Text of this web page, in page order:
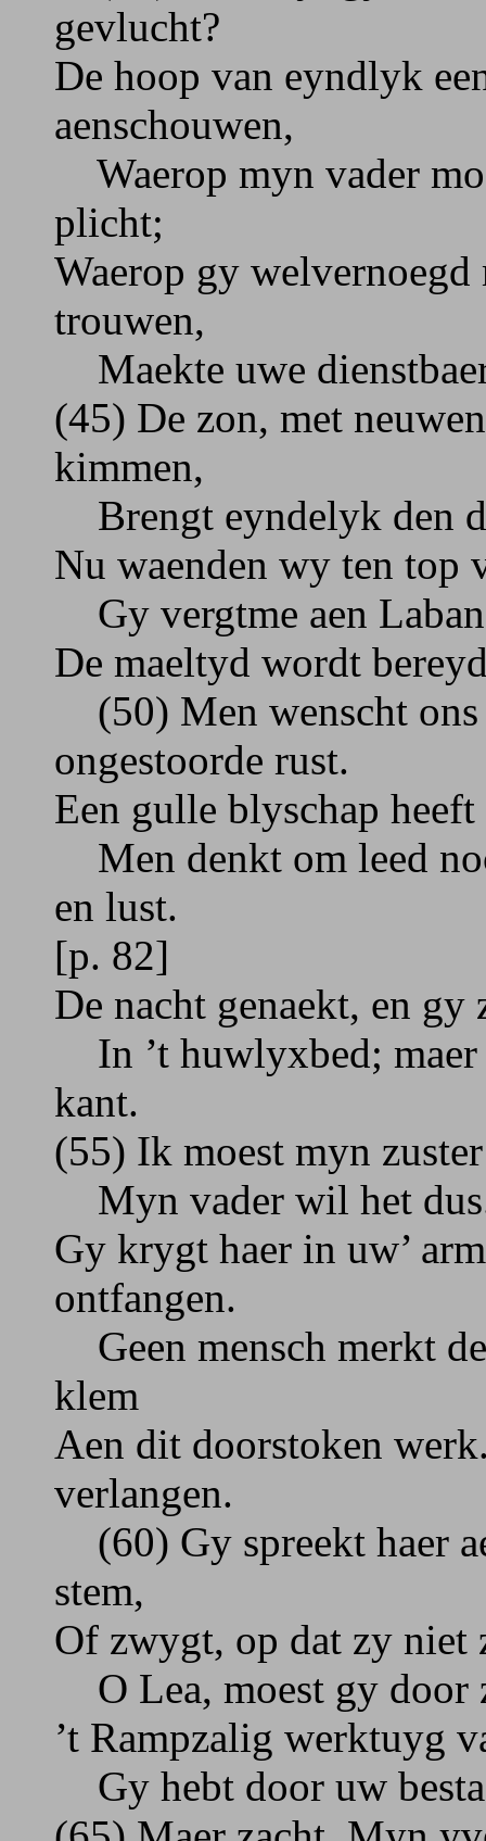
gevlucht?
De hoop van eyndlyk
aenschouwen,
Waerop myn vader
plicht;
Waerop gy welvernoegd
trouwen,
Maekte uwe
(45) De zon, met
kimmen,
Brengt eyndelyk den
Nu waenden wy ten top
Gy vergtme aen
De maeltyd wordt
(50) Men wenscht ons
ongestoorde rust.
Een gulle blyschap
Men denkt om leed
en lust.
[p. 82]
De nacht genaekt, en
In ’t huwlyxbed; maer
kant.
(55) Ik moest myn
Myn vader wil het
Gy krygt haer in uw’
ontfangen.
Geen mensch merkt
klem
Aen dit doorstoken
verlangen.
(60) Gy spreekt haer
stem,
Of zwygt, op dat zy niet
O Lea, moest gy door
’t Rampzalig werktuyg
Gy hebt door uw